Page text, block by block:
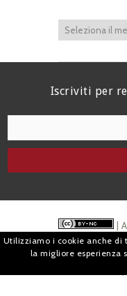
Iscriviti per
|
Piazza di
Utilizziamo i cookie anche di
la migliore esperienza